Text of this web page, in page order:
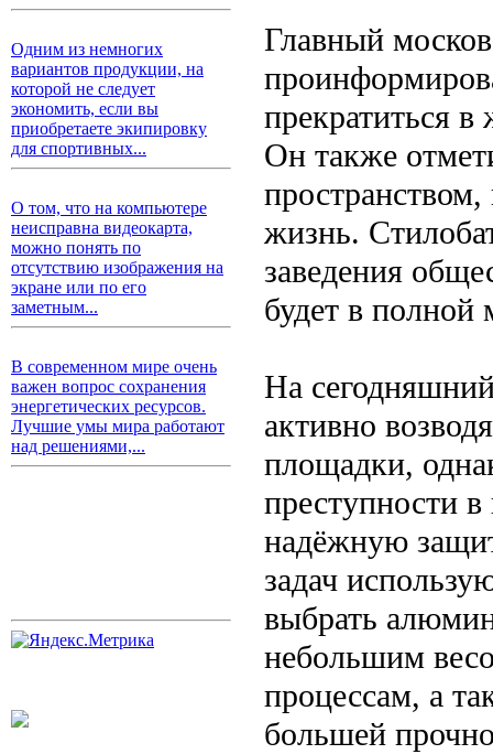
Одним из немногих
вариантов продукции, на
которой не следует
экономить, если вы
приобретаете экипировку
для спортивных...
О том, что на компьютере
неисправна видеокарта,
можно понять по
отсутствию изображения на
экране или по его
заметным...
В современном мире очень
важен вопрос сохранения
энергетических ресурсов.
Лучшие умы мира работают
над решениями,...
Главный
прекратиться
Он также
жизнь.
заведения
будет в
На
активно
площадки,
преступности
надёжную
задач
выбрать
небольшим
процессам, а
большей